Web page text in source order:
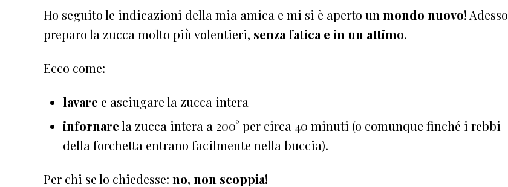
Ho seguito le indicazioni della mia amica e mi si è aperto un mondo nuovo! Adesso
preparo la zucca molto più volentieri, senza fatica e in un attimo.
Ecco come:
lavare e asciugare la zucca intera
infornarela zucca intera a 200° per circa 40 minuti (o comunque finché i rebbi
della forchetta entrano facilmente nella buccia).
Per chi se lo chiedesse: no, non scoppia!